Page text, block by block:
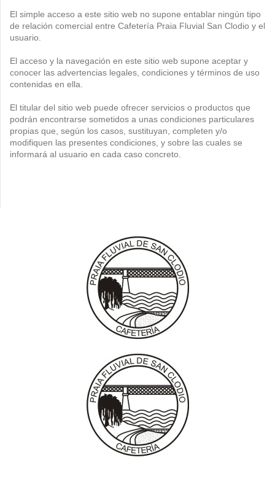
El simple acceso a este sitio web no supone entablar ningún tipo
de relación comercial entre Cafetería Praia Fluvial San Clodio y el
usuario.
El acceso y la navegación en este sitio web supone aceptar y
conocer las advertencias legales, condiciones y términos de uso
contenidas en ella.
El titular del sitio web puede ofrecer servicios o productos que
podrán encontrarse sometidos a unas condiciones particulares
propias que, según los casos, sustituyan, completen y/o
modifiquen las presentes condiciones, y sobre las cuales se
informará al usuario en cada caso concreto.